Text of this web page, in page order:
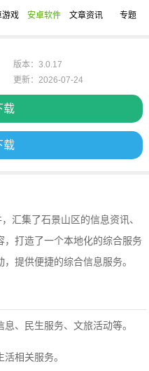
游戏 安卓软件 文章资讯 专题
载
载
版本：3.0.17
更新：2026-07-24
汇集了石景山区的信息资讯、
，打造了一个本地化的综合服务
提供便捷的综合信息服务。
、民生服务、文旅活动等。
相关服务。